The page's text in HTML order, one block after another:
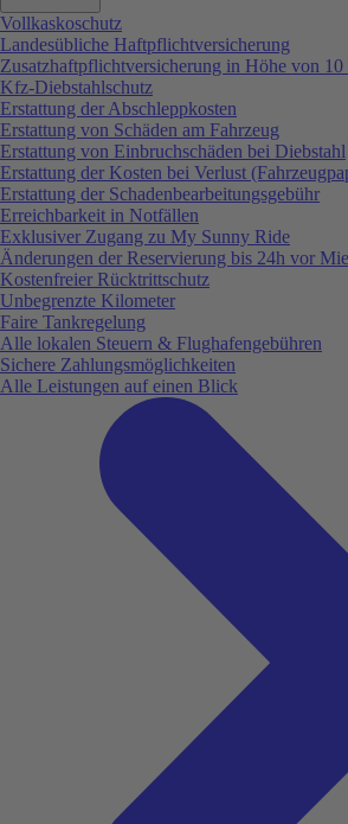
Vollkaskoschutz
Landesübliche Haftpflichtversicherung
Zusatzhaftpflichtversicherung in Höhe von
Kfz-Diebstahlschutz
Erstattung der Abschleppkosten
Erstattung von Schäden am Fahrzeug
Erstattung von Einbruchschäden bei Diebstahl
Erstattung der Kosten bei Verlust
Erstattung der Schadenbearbeitungsgebühr
Erreichbarkeit in Notfällen
Exklusiver Zugang zu My Sunny Ride
Änderungen der Reservierung bis 24h vor
Kostenfreier Rücktrittschutz
Unbegrenzte Kilometer
Faire Tankregelung
Alle lokalen Steuern & Flughafengebühren
Sichere Zahlungsmöglichkeiten
Alle Leistungen auf einen Blick